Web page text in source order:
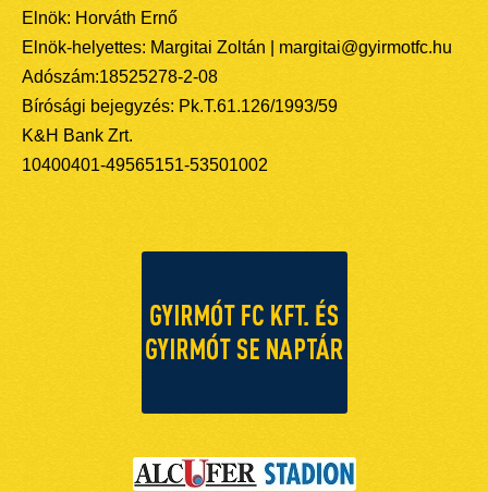
Elnök: Horváth Ernő
Elnök-helyettes: Margitai Zoltán | margitai@gyirmotfc.hu
Adószám:18525278-2-08
Bírósági bejegyzés: Pk.T.61.126/1993/59
K&H Bank Zrt.
10400401-49565151-53501002